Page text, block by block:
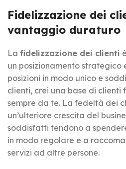
Fidelizzazione dei
vantaggio duraturo
La fidelizzazione dei clienti
un posizionamento strategico
posizioni in modo unico e
clienti, crei una base di clienti
sempre da te. La fedeltà dei
un’ulteriore crescita del
soddisfatti tendono a
in modo regolare e a
servizi ad altre persone.